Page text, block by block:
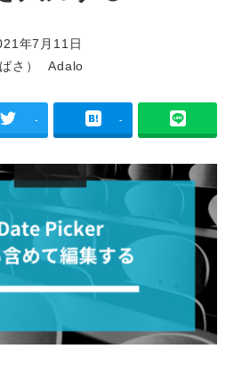
日
年7月11日
さ） カテゴリー
Adalo
- -